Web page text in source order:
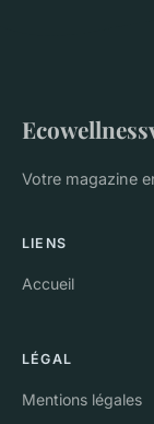
Votre magazine
LIENS
Accueil
LÉGAL
Mentions légales